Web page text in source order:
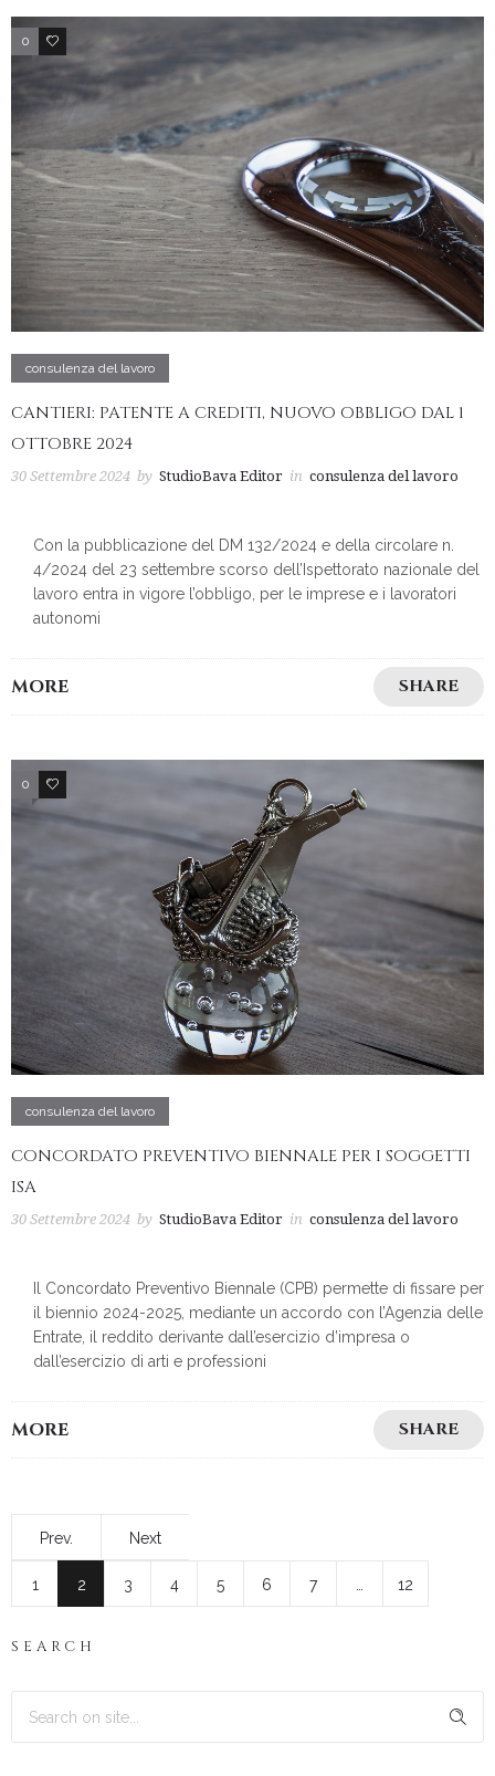
0 3
consulenza del lavoro
CANTIERI: PATENTE A CREDITI, NUOVO OBBLIGO DAL 1
OTTOBRE 2024
30 Settembre 2024 by StudioBava Editor in consulenza del lavoro
Con la pubblicazione del DM 132/2024 e della circolare n.
4/2024 del 23 settembre scorso dell’Ispettorato nazionale del
lavoro entra in vigore l’obbligo, per le imprese e i lavoratori
autonomi
MORE SHARE
0 3
consulenza del lavoro
CONCORDATO PREVENTIVO BIENNALE PER I SOGGETTI
ISA
30 Settembre 2024 by StudioBava Editor in consulenza del lavoro
Il Concordato Preventivo Biennale (CPB) permette di fissare per
il biennio 2024-2025, mediante un accordo con l’Agenzia delle
Entrate, il reddito derivante dall’esercizio d’impresa o
dall’esercizio di arti e professioni
MORE SHARE
Prev. Next
1 2 3 4 5 6 7 … 12
SEARCH